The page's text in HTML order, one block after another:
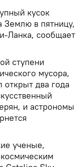
кусок
Землю в пятницу,
Ланка, сообщает
ступени
мусора,
два года
и астрономы
ученые,